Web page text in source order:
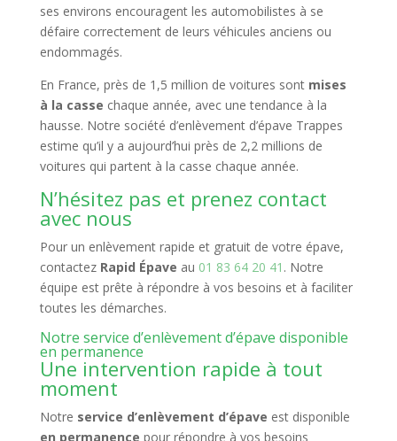
ses environs encouragent les automobilistes à se
défaire correctement de leurs véhicules anciens ou
endommagés.
En France, près de 1,5 million de voitures sont mises
à la casse chaque année, avec une tendance à la
hausse. Notre société d’enlèvement d’épave Trappes
estime qu’il y a aujourd’hui près de 2,2 millions de
voitures qui partent à la casse chaque année.
N’hésitez pas et prenez contact
avec nous
Pour un enlèvement rapide et gratuit de votre épave,
contactez Rapid Épave au 01 83 64 20 41 . Notre
équipe est prête à répondre à vos besoins et à faciliter
toutes les démarches.
Notre service d’enlèvement d’épave disponible
en permanence
Une intervention rapide à tout
moment
Notre service d’enlèvement d’épave est disponible
en permanence pour répondre à vos besoins